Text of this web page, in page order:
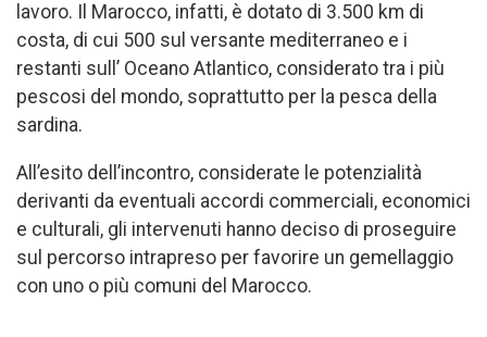
lavoro. Il Marocco, infatti, è dotato di 3.500 km di
costa, di cui 500 sul versante mediterraneo e i
restanti sull’ Oceano Atlantico, considerato tra i più
pescosi del mondo, soprattutto per la pesca della
sardina.
All’esito dell’incontro, considerate le potenzialità
derivanti da eventuali accordi commerciali, economici
e culturali, gli intervenuti hanno deciso di proseguire
sul percorso intrapreso per favorire un gemellaggio
con uno o più comuni del Marocco.